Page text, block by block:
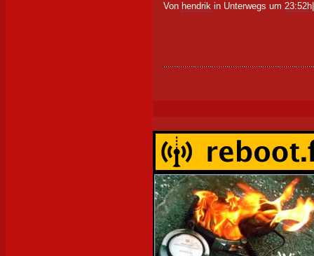
Von hendrik in Unterwegs um 23:52h